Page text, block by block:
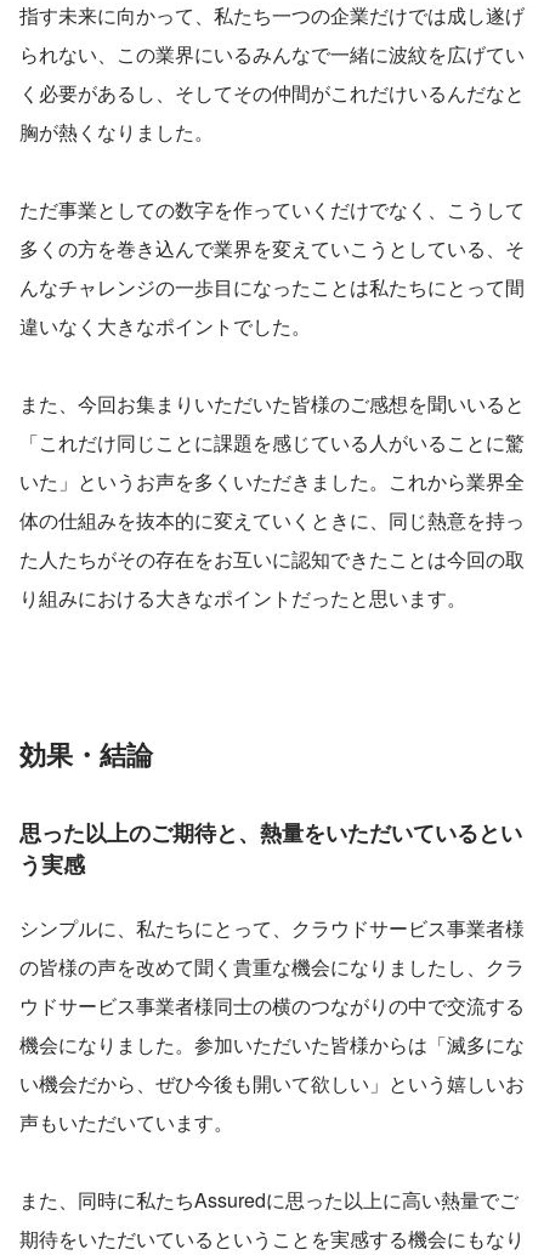
指す未来に向かって、私たち一つの企業だけでは成し遂げ
られない、この業界にいるみんなで一緒に波紋を広げてい
く必要があるし、そしてその仲間がこれだけいるんだなと
胸が熱くなりました。
ただ事業としての数字を作っていくだけでなく、こうして
多くの方を巻き込んで業界を変えていこうとしている、そ
んなチャレンジの一歩目になったことは私たちにとって間
違いなく大きなポイントでした。
また、今回お集まりいただいた皆様のご感想を聞いいると
「これだけ同じことに課題を感じている人がいることに驚
いた」というお声を多くいただきました。これから業界全
体の仕組みを抜本的に変えていくときに、同じ熱意を持っ
た人たちがその存在をお互いに認知できたことは今回の取
り組みにおける大きなポイントだったと思います。
効果・結論
思った以上のご期待と、熱量をいただいているとい
う実感
シンプルに、私たちにとって、クラウドサービス事業者様
の皆様の声を改めて聞く貴重な機会になりましたし、クラ
ウドサービス事業者様同士の横のつながりの中で交流する
機会になりました。参加いただいた皆様からは「滅多にな
い機会だから、ぜひ今後も開いて欲しい」という嬉しいお
声もいただいています。
また、同時に私たちAssuredに思った以上に高い熱量でご
期待をいただいているということを実感する機会にもなり